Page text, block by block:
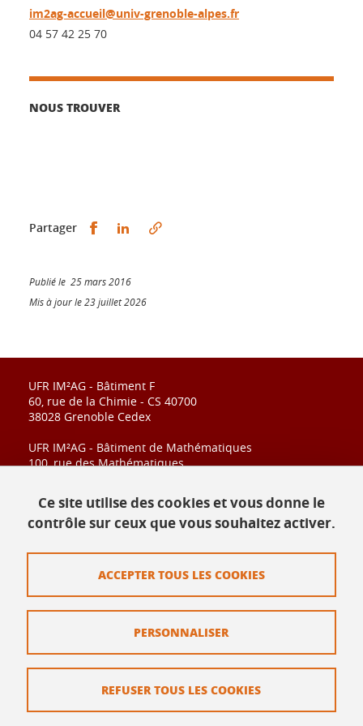
im2ag-accueil@univ-grenoble-alpes.fr
04 57 42 25 70
NOUS TROUVER
Partager Partager sur Facebook
Partager sur LinkedIn
Publié le 25 mars 2016
Mis à jour le 23 juillet 2026
UFR IM²AG - Bâtiment F
60, rue de la Chimie - CS 40700
38028 Grenoble Cedex
UFR IM²AG - Bâtiment de Mathématiques
100, rue des Mathématiques
Contact
Mentions légales
Politique des Cookies
Ce site utilise des cookies et vous donne le
contrôle sur ceux que vous souhaitez activer.
ACCEPTER TOUS LES COOKIES
REFUSER TOUS LES COOKIES
PERSONNALISER